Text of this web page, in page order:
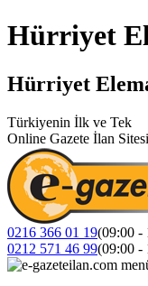
Hürriyet
Hürriyet
Türkiyenin İlk ve Tek
Online Gazete İlan Sitesi
0216 366 01 19(09:00 -
0212 571 46 99(09:00 -